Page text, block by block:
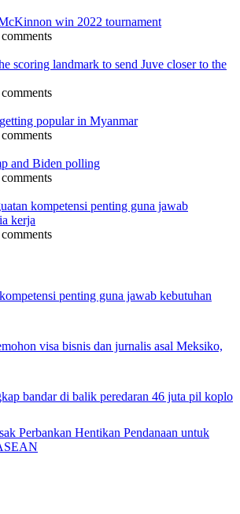
win 2022 tournament
scoring landmark to send Juve closer to the
popular in Myanmar
and Biden polling
kompetensi penting guna jawab
kerja
penting guna jawab kebutuhan
visa bisnis dan jurnalis asal Meksiko,
bandar di balik peredaran 46 juta pil koplo
Perbankan Hentikan Pendanaan untuk